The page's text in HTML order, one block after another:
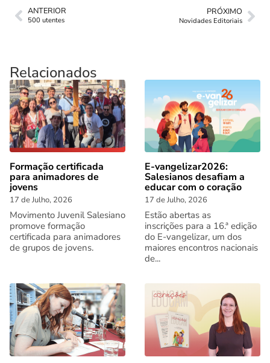
ANTERIOR
500 utentes
PRÓXIMO
Novidades Editoriais
Relacionados
Formação certificada
para animadores de
jovens
17 de Julho, 2026
Movimento Juvenil Salesiano
promove formação
certificada para animadores
de grupos de jovens.
E-vangelizar2026:
Salesianos desafiam a
educar com o coração
17 de Julho, 2026
Estão abertas as
inscrições para a 16.ª edição
do E-vangelizar, um dos
maiores encontros nacionais
de...